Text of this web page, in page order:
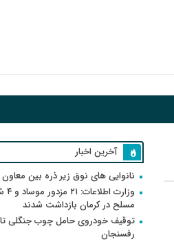
آخرین اخبار
نانوایی های نوق زیر ذره بین
وزارت
مسلح در کرمان بازداشت شدند
توقیف خودروی حامل چوب جنگلی
رفسنجان